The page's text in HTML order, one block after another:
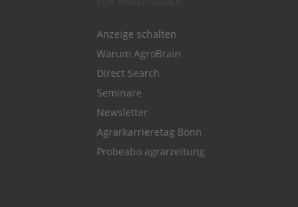
Anzeige schalten
Warum AgroBrain
Direct Search
Seminare
Newsletter
Agrarkarrieretag Bonn
Probeabo agrarzeitung